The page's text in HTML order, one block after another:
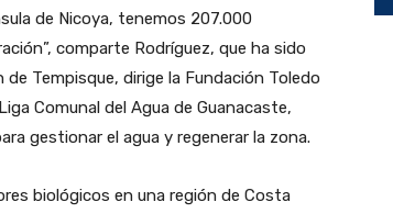
de Nicoya, tenemos 207.000
comparte Rodríguez, que ha sido
Tempisque, dirige la Fundación Toledo
Comunal del Agua de Guanacaste,
gestionar el agua y regenerar la zona.
biológicos en una región de Costa